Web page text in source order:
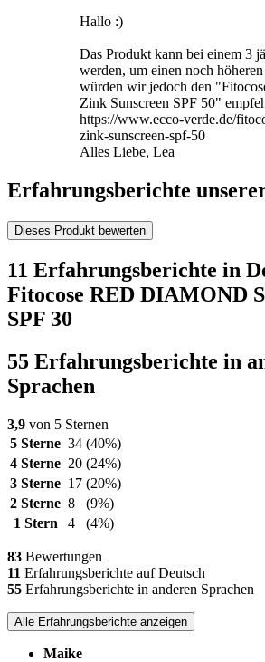
Hallo :)
Das Produkt kann bei einem 3
werden, um einen noch
würden wir jedoch den
Zink Sunscreen SPF 50"
https://www.ecco-verde.de/
zink-sunscreen-spf-50
Alles Liebe, Lea
Erfahrungsberichte
Dieses Produkt bewerten
11 Erfahrungsberichte in
Fitocose RED DIAMOND
SPF 30
55 Erfahrungsberichte in
Sprachen
3,9 von 5 Sternen
5 Sterne 34 (40%)
4 Sterne 20 (24%)
3 Sterne 17 (20%)
2 Sterne 8
(9%)
1 Stern
4 (4%)
83 Bewertungen
11 Erfahrungsberichte auf Deutsch
55 Erfahrungsberichte in anderen Sprachen
Alle Erfahrungsberichte anzeigen
Maike